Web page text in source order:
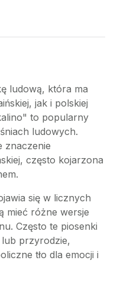
ludową, która ma
jak i polskiej
to popularny
ludowych.
znaczenie
często kojarzona
się w licznych
mieć różne wersje
Często te piosenki
lub przyrodzie,
tło dla emocji i